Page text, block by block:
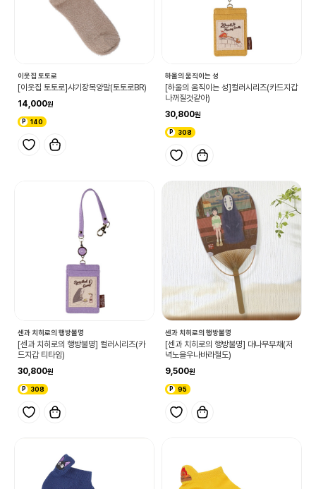
이웃집 토토로
[이웃집 토토로]샤기장목양말(토토로BR)
14,000
140
하울의 움직이는 성
[하울의 움직이는 성]컬러시리즈(카드지갑
나꺼질것같아)
30,800
308
센과 치히로의 행방불명
[센과 치히로의 행방불명] 컬러시리즈(카
드지갑 티타임)
30,800
308
센과 치히로의 행방불명
[센과 치히로의 행방불명] 대나무부채(저
녁노을우나바라철도)
9,500
95